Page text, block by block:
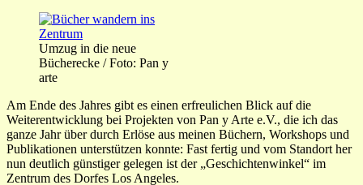
Umzug in die neue
Bücherecke / Foto: Pan y
arte
Am Ende des Jahres gibt es einen erfreulichen Blick auf die
Weiterentwicklung bei Projekten von Pan y Arte e.V., die ich das
ganze Jahr über durch Erlöse aus meinen Büchern, Workshops und
Publikationen unterstützen konnte: Fast fertig und vom Standort her
nun deutlich günstiger gelegen ist der „Geschichtenwinkel“ im
Zentrum des Dorfes Los Angeles.